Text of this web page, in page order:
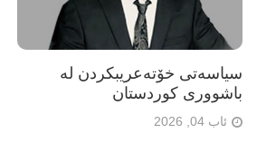
سیاسەتی خۆتەعریبکردن لە
باشووری کوردستان
ئاب 04, 2026